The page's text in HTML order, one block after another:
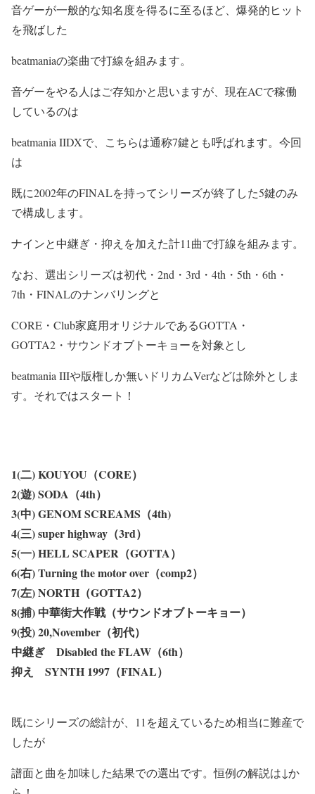
音ゲーが一般的な知名度を得るに至るほど、爆発的ヒット
を飛ばした
beatmaniaの楽曲で打線を組みます。
音ゲーをやる人はご存知かと思いますが、現在ACで稼働
しているのは
beatmania IIDXで、こちらは通称7鍵とも呼ばれます。今回
は
既に2002年のFINALを持ってシリーズが終了した5鍵のみ
で構成します。
ナインと中継ぎ・抑えを加えた計11曲で打線を組みます。
なお、選出シリーズは初代・2nd・3rd・4th・5th・6th・
7th・FINALのナンバリングと
CORE・Club家庭用オリジナルであるGOTTA・
GOTTA2・サウンドオブトーキョーを対象とし
beatmania IIIや版権しか無いドリカムVerなどは除外としま
す。それではスタート！
1(二) KOUYOU（CORE）
2(遊) SODA（4th）
3(中) GENOM SCREAMS（4th)
4(三) super highway（3rd）
5(一) HELL SCAPER（GOTTA）
6(右) Turning the motor over（comp2）
7(左) NORTH（GOTTA2）
8(捕) 中華街大作戦（サウンドオブトーキョー）
9(投) 20,November（初代）
中継ぎ Disabled the FLAW（6th）
抑え SYNTH 1997（FINAL）
既にシリーズの総計が、11を超えているため相当に難産で
したが
譜面と曲を加味した結果での選出です。恒例の解説は↓か